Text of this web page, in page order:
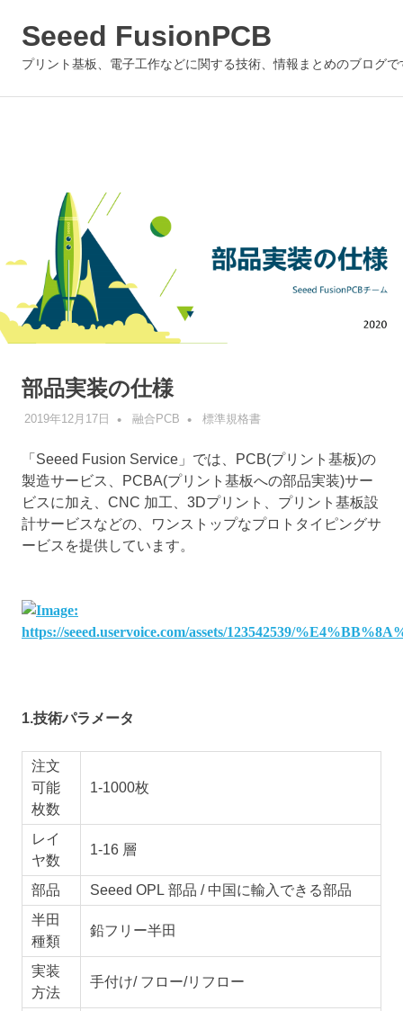
Seeed FusionPCB
プリント基板、電子工作などに関する技術、情報まとめのブログで
部品実装の仕様
2019年12月17日 融合PCB 標準規格書
「Seeed Fusion Service」では、PCB(プリント基板)の
製造サービス、PCBA(プリント基板への部品実装)サー
ビスに加え、CNC 加工、3Dプリント、プリント基板設
計サービスなどの、ワンストップなプロトタイピングサ
ービスを提供しています。
1.技術パラメータ
注文
可能
枚数
1-1000枚
レイ
ヤ数
1-16 層
部品
Seeed OPL 部品 / 中国に輸入できる部品
半田
種類
鉛フリー半田
実装
方法
手付け/ フロー/リフロー